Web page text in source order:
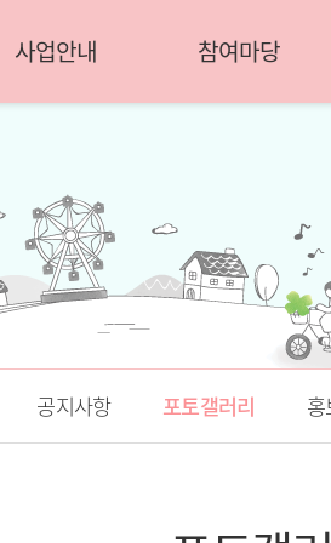
사업안내 참여마당
공지사항 포토갤러리